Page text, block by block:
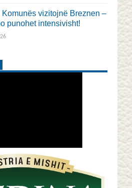
Komunës vizitojnë Breznen –
punohet intensivisht!